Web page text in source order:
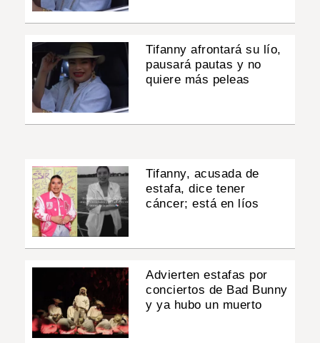
Tifanny afrontará su lío,
pausará pautas y no
quiere más peleas
Tifanny, acusada de
estafa, dice tener
cáncer; está en líos
Advierten estafas por
conciertos de Bad Bunny
y ya hubo un muerto